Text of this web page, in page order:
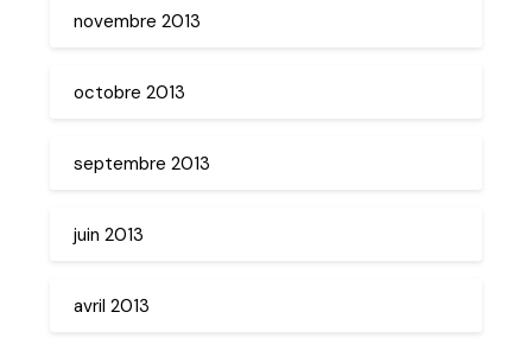
novembre 2013
octobre 2013
septembre 2013
juin 2013
avril 2013